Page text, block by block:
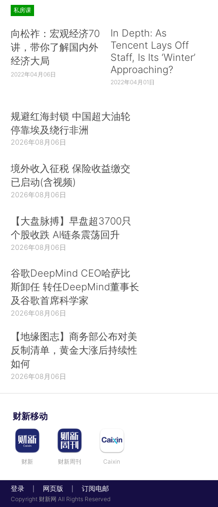
私房课
向松祚：宏观经济70
讲，带你了解国内外
经济大局
2022年04月06日
In Depth: As
Tencent Lays Off
Staff, Is Its ‘Winter’
Approaching?
2022年04月01日
规避红海封锁 中国超大油轮
停靠埃及绕行非洲
2026年08月06日
境外收入征税 保险收益缴交
已启动(含视频)
2026年08月06日
【大盘脉搏】早盘超3700只
个股收跌 AI链条震荡回升
2026年08月06日
谷歌DeepMind CEO哈萨比
斯卸任 转任DeepMind董事长
及谷歌首席科学家
2026年08月06日
【地缘图志】商务部公布对美
反制清单，黄金大涨后持续性
如何
2026年08月06日
财新移动
财新 财新周刊 Caixin
登录 网页版 订阅电邮
Copyright 财新网 All Rights Reserved